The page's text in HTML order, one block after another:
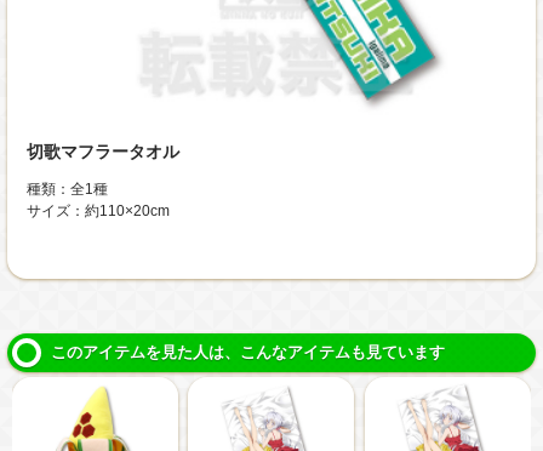
切歌マフラータオル
種類：全1種
サイズ：約110×20cm
このアイテムを見た人は、こんなアイテムも見ています